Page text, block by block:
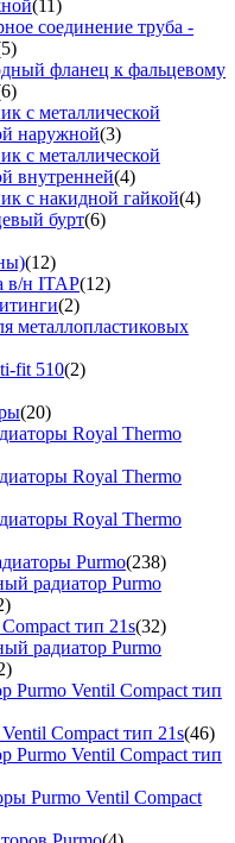
(11)
соединение труба -
фланец к фальцевому
с металлической
наружной(3)
с металлической
внутренней(4)
с накидной гайкой(4)
бурт(6)
(12)
в/н ITAP(12)
(2)
металлопластиковых
fit 510(2)
(20)
Royal Thermo
Royal Thermo
Royal Thermo
Purmo(238)
радиатор Purmo
тип 21s(32)
радиатор Purmo
Purmo Ventil Compact тип
Compact тип 21s(46)
Purmo Ventil Compact тип
Purmo Ventil Compact